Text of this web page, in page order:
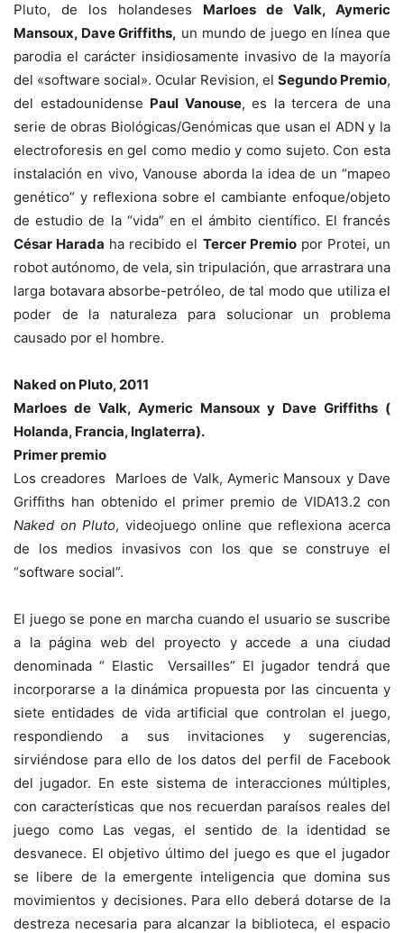
Pluto, de los holandeses Marloes de Valk, Aymeric
Mansoux, Dave Griffiths, un mundo de juego en línea que
parodia el carácter insidiosamente invasivo de la mayoría
del «software social». Ocular Revision, el Segundo Premio,
del estadounidense Paul Vanouse, es la tercera de una
serie de obras Biológicas/Genómicas que usan el ADN y la
electroforesis en gel como medio y como sujeto. Con esta
instalación en vivo, Vanouse aborda la idea de un “mapeo
genético” y reflexiona sobre el cambiante enfoque/objeto
de estudio de la “vida” en el ámbito científico. El francés
César Harada ha recibido el Tercer Premiopor Protei, un
robot autónomo, de vela, sin tripulación, que arrastrara una
larga botavara absorbe-petróleo, de tal modo que utiliza el
poder de la naturaleza para solucionar un problema
causado por el hombre.
Naked on Pluto, 2011
Marloes de Valk, Aymeric Mansoux y Dave Griffiths (
Holanda, Francia, Inglaterra).
Primer premio
Los creadores Marloes de Valk, Aymeric Mansoux y Dave
Griffiths han obtenido el primer premio de VIDA13.2 con
Naked on Pluto, videojuego online que reflexiona acerca
de los medios invasivos con los que se construye el
“software social”.
El juego se pone en marcha cuando el usuario se suscribe
a la página web del proyecto y accede a una ciudad
denominada “ Elastic Versailles” El jugador tendrá que
incorporarse a la dinámica propuesta por las cincuenta y
siete entidades de vida artificial que controlan el juego,
respondiendo a sus invitaciones y sugerencias,
sirviéndose para ello de los datos del perfil de Facebook
del jugador. En este sistema de interacciones múltiples,
con características que nos recuerdan paraísos reales del
juego como Las vegas, el sentido de la identidad se
desvanece. El objetivo último del juego es que el jugador
se libere de la emergente inteligencia que domina sus
movimientos y decisiones. Para ello deberá dotarse de la
destreza necesaria para alcanzar la biblioteca, el espacio